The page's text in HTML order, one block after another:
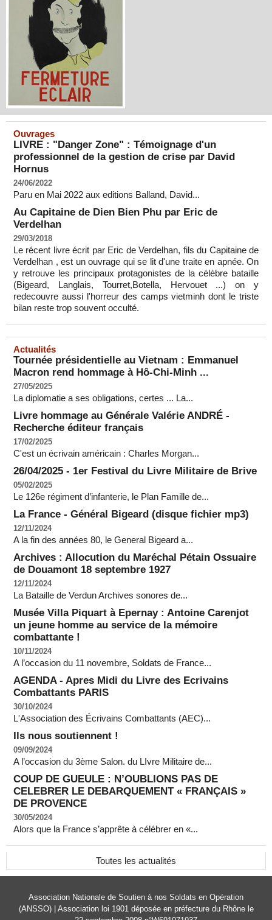
Ouvrages
LIVRE : "Danger Zone" : Témoignage d'un
professionnel de la gestion de crise par David
Hornus
24/06/2022
Paru en Mai 2022 aux editions Balland, David...
Au Capitaine de Dien Bien Phu par Eric de
Verdelhan
29/03/2018
Le récent livre écrit par Eric de Verdelhan, fils du Capitaine de
Verdelhan , est un ouvrage qui se lit d'une traite en apnée. On
y retrouve les principaux protagonistes de la célèbre bataille
(Bigeard, Langlais, Tourret,Botella, Hervouet ...) on y
redecouvre aussi l'horreur des camps vietminh dont le triste
bilan reste trop souvent occulté.
Actualités
Tournée présidentielle au Vietnam : Emmanuel
Macron rend hommage à Hô-Chi-Minh ...
27/05/2025
La diplomatie a ses obligations, certes ... La...
Livre hommage au Générale Valérie ANDRÉ -
Recherche éditeur français
17/02/2025
C'est un écrivain américain : Charles Morgan...
26/04/2025 - 1er Festival du Livre Militaire de Brive
05/02/2025
Le 126e régiment d’infanterie, le Plan Famille de...
La France - Général Bigeard (disque fichier mp3)
12/11/2024
A la fin des années 80, le General Bigeard a...
Archives : Allocution du Maréchal Pétain Ossuaire
de Douamont 18 septembre 1927
12/11/2024
La Bataille de Verdun Archives sonores de...
Musée Villa Piquart à Epernay : Antoine Carenjot
un jeune homme au service de la mémoire
combattante !
10/11/2024
A l’occasion du 11 novembre, Soldats de France...
AGENDA - Apres Midi du Livre des Ecrivains
Combattants PARIS
30/10/2024
L'Association des Écrivains Combattants (AEC)...
Ils nous soutiennent !
09/09/2024
A l’occasion du 3ème Salon. du LIvre Militaire de...
COUP DE GUEULE : N’OUBLIONS PAS DE
CELEBRER LE DEBARQUEMENT « FRANÇAIS »
DE PROVENCE
30/05/2024
Alors que la France s’apprête à célébrer en «...
Toutes les actualités
Association Nationale de Soutien à nos Soldats en Opération
(ANSSO) | Association loi 1901 déposée en préfecture du Rhône le